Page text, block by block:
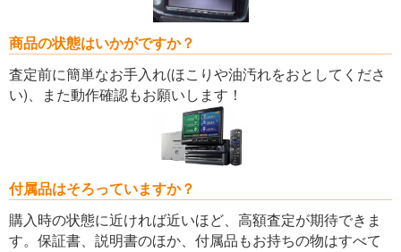
商品の状態はいかがですか？
査定前に簡単なお手入れ(ほこりや油汚れをおとしてくださ
い)、また動作確認もお願いします！
付属品はそろっていますか？
購入時の状態に近ければ近いほど、高額査定が期待できま
す。保証書、説明書のほか、付属品もお持ちの物はすべて